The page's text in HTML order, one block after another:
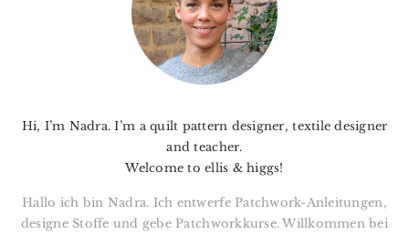
Hi, I’m Nadra. I’m a quilt pattern designer, textile designer
and teacher.
Welcome to ellis & higgs!
Hallo ich bin Nadra. Ich entwerfe Patchwork-Anleitungen,
designe Stoffe und gebe Patchworkkurse. Willkommen bei